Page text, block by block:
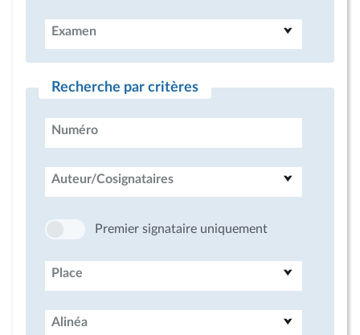
Examen
Recherche par critères
Numéro
Auteur/Cosignataires
Premier signataire uniquement
Place
Alinéa